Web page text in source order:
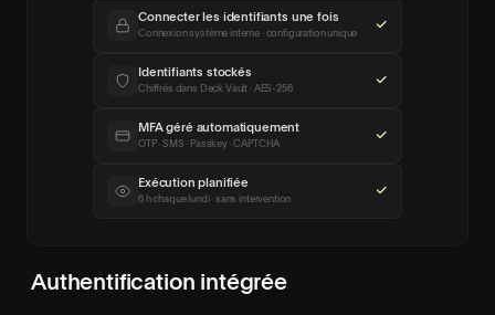
Connecter les identifiants une fois
Connexion système interne · configuration unique
Identifiants stockés
Chiffrés dans Deck Vault · AES-256
MFA géré automatiquement
OTP · SMS · Passkey · CAPTCHA
Exécution planifiée
6 h chaque lundi · sans intervention
Authentification intégrée